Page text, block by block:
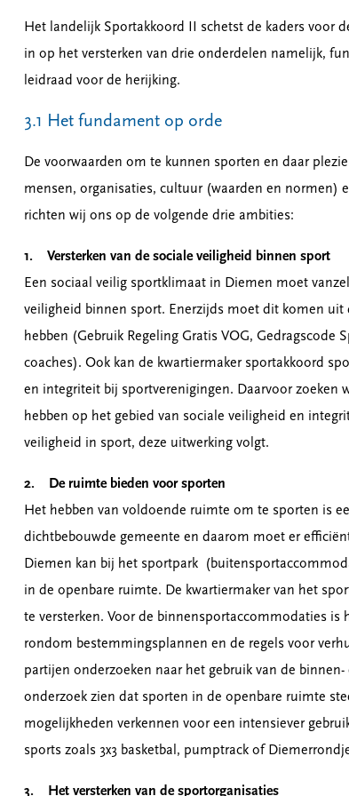
Het landelijk Sportakkoord II schetst de kaders voor
in op het versterken van drie onderdelen namelijk,
leidraad voor de herijking.
3.1 Het fundament op orde
De voorwaarden om te kunnen sporten en daar
mensen, organisaties, cultuur (waarden en normen)
richten wij ons op de volgende drie ambities:
1. Versterken van de sociale veiligheid binnen sport
Een sociaal veilig sportklimaat in Diemen moet
veiligheid binnen sport. Enerzijds moet dit komen uit
hebben (Gebruik Regeling Gratis VOG,
coaches). Ook kan de kwartiermaker sportakkoord
en integriteit bij sportverenigingen. Daarvoor zoeken
hebben op het gebied van sociale veiligheid en
veiligheid in sport, deze uitwerking volgt.
2. De ruimte bieden voor sporten
Het hebben van voldoende ruimte om te sporten is
dichtbebouwde gemeente en daarom moet er
Diemen kan bij het sportpark
in de openbare ruimte. De kwartiermaker van het
te versterken. Voor de binnensportaccommodaties
rondom bestemmingsplannen en de regels voor
partijen onderzoeken naar het gebruik van de
onderzoek zien dat sporten in de openbare ruimte
mogelijkheden verkennen voor een intensiever
sports zoals 3x3 basketbal, pumptrack of
3. Het versterken van de sportorganisaties